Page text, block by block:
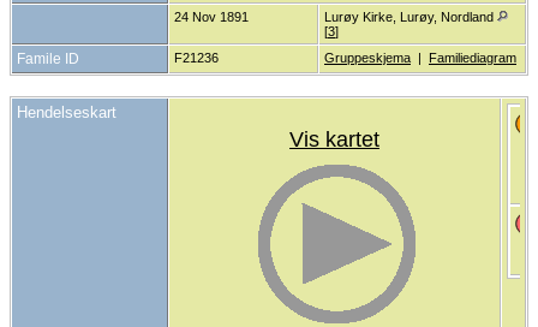
24 Nov 1891
Lurøy Kirke, Lurøy, Nordland
[3]
Famile ID F21236 Gruppeskjema | Familiediagram
Hendelseskart
Vis kartet